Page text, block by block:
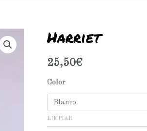
Harriet
25,50€
Color
LIMPIAR
Harriet